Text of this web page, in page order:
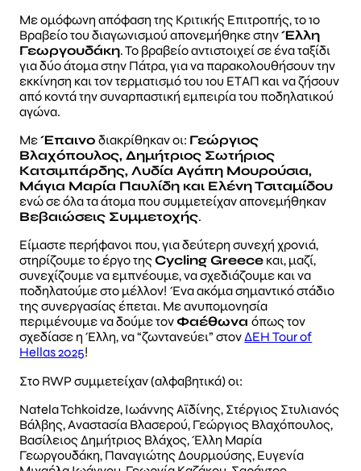
Με ομόφωνη απόφαση της Κριτικής Επιτροπής, το 1ο
Βραβείο του διαγωνισμού απονεμήθηκε στηνΈλλη
Γεωργουδάκη. Το βραβείο αντιστοιχεί σε ένα ταξίδι
για δύο άτομα στην Πάτρα, για να παρακολουθήσουν την
εκκίνηση και τον τερματισμό του 1ου ΕΤΑΠ και να ζήσουν
από κοντά την συναρπαστική εμπειρία του ποδηλατικού
αγώνα.
ΜεΈπαινοδιακρίθηκαν οι: Γεώργιος
Βλαχόπουλος, Δημήτριος Σωτήριος
Κατσιμπάρδης, Λυδία Αγάπη Μουρούσια,
Μάγια Μαρία Παυλίδη και Ελένη Τσιταμίδου
ενώ σε όλα τα άτομα που συμμετείχαν απονεμήθηκαν
Βεβαιώσεις Συμμετοχής.
Είμαστε περήφανοι που, για δεύτερη συνεχή χρονιά,
στηρίζουμε το έργο τηςCycling Greece και, μαζί,
συνεχίζουμε να εμπνέουμε, να σχεδιάζουμε και να
ποδηλατούμε στο μέλλον! Ένα ακόμα σημαντικό στάδιο
της συνεργασίας έπεται. Με ανυπομονησία
περιμένουμε να δούμε τονΦαέθωναόπως τον
σχεδίασε η Έλλη, να “ζωντανεύει” στονΔΕΗ Tour of
Hellas 2025!
Στο RWP συμμετείχαν (αλφαβητικά) οι:
Natela Tchkoidze, Ιωάννης Αϊδίνης, Στέργιος Στυλιανός
Βάλβης, Αναστασία Βλασερού, Γεώργιος Βλαχόπουλος,
Βασίλειος Δημήτριος Βλάχος, Έλλη Μαρία
Γεωργουδάκη, Παναγιώτης Δουρμούσης, Ευγενία